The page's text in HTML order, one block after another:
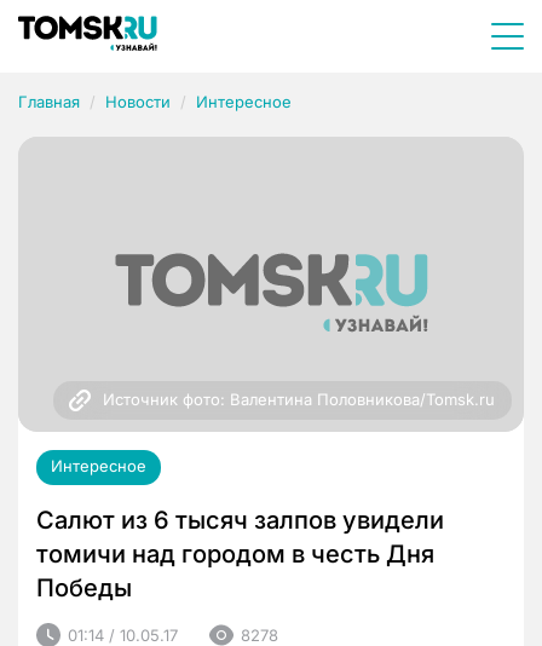
Главная Новости Интересное
Источник фото: Валентина Половникова/Tomsk.ru
Интересное
Салют из 6 тысяч залпов увидели
томичи над городом в честь Дня
Победы
01:14 / 10.05.17 8278